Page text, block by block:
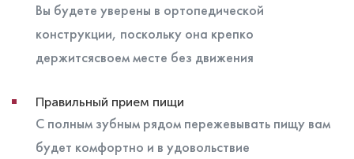
Вы будете уверены в ортопедической
конструкции, поскольку она крепко
держитсясвоем месте без движения
Правильный прием пищи
С полным зубным рядом пережевывать пищу вам
будет комфортно и в удовольствие